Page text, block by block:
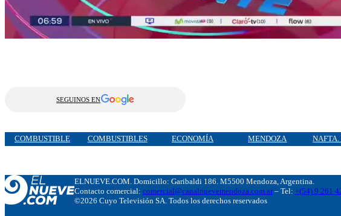
SEGUINOS EN
COMBUSTIBLE COMBUSTIBLES ECONOMÍA MENDOZA
ELNUEVE.COM. Domicillo: Garibaldi 186. M5500 Mendoza, Argentina.
Contacto comercial: comercial@canalnuevemendoza.com.ar– Tel: +(54) 9 261
©2026 Cuyo Televisión SA. Todos los derechos reservados